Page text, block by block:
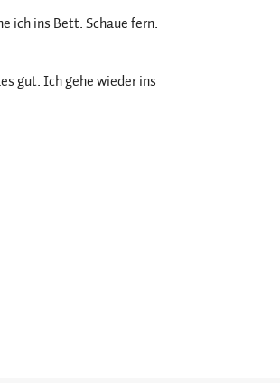
ich ins Bett. Schaue fern.
gut. Ich gehe wieder ins